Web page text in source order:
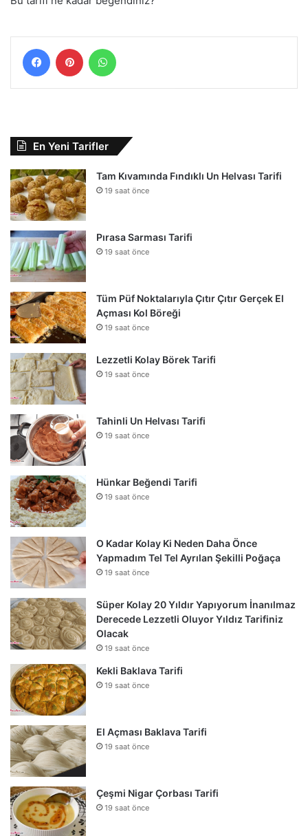
FacebookPinterest
En Yeni Tarifler
Tam Kıvamında Fındıklı Un Helvası Tarifi
19 saat önce
Pırasa Sarması Tarifi
19 saat önce
Tüm Püf Noktalarıyla Çıtır Çıtır Gerçek El
Açması Kol Böreği
19 saat önce
Lezzetli Kolay Börek Tarifi
19 saat önce
Tahinli Un Helvası Tarifi
19 saat önce
Hünkar Beğendi Tarifi
19 saat önce
O Kadar Kolay Ki Neden Daha Önce
Yapmadım Tel Tel Ayrılan Şekilli Poğaça
19 saat önce
Süper Kolay 20 Yıldır Yapıyorum İnanılmaz
Derecede Lezzetli Oluyor Yıldız Tarifiniz
Olacak
19 saat önce
Kekli Baklava Tarifi
19 saat önce
El Açması Baklava Tarifi
19 saat önce
Çeşmi Nigar Çorbası Tarifi
19 saat önce